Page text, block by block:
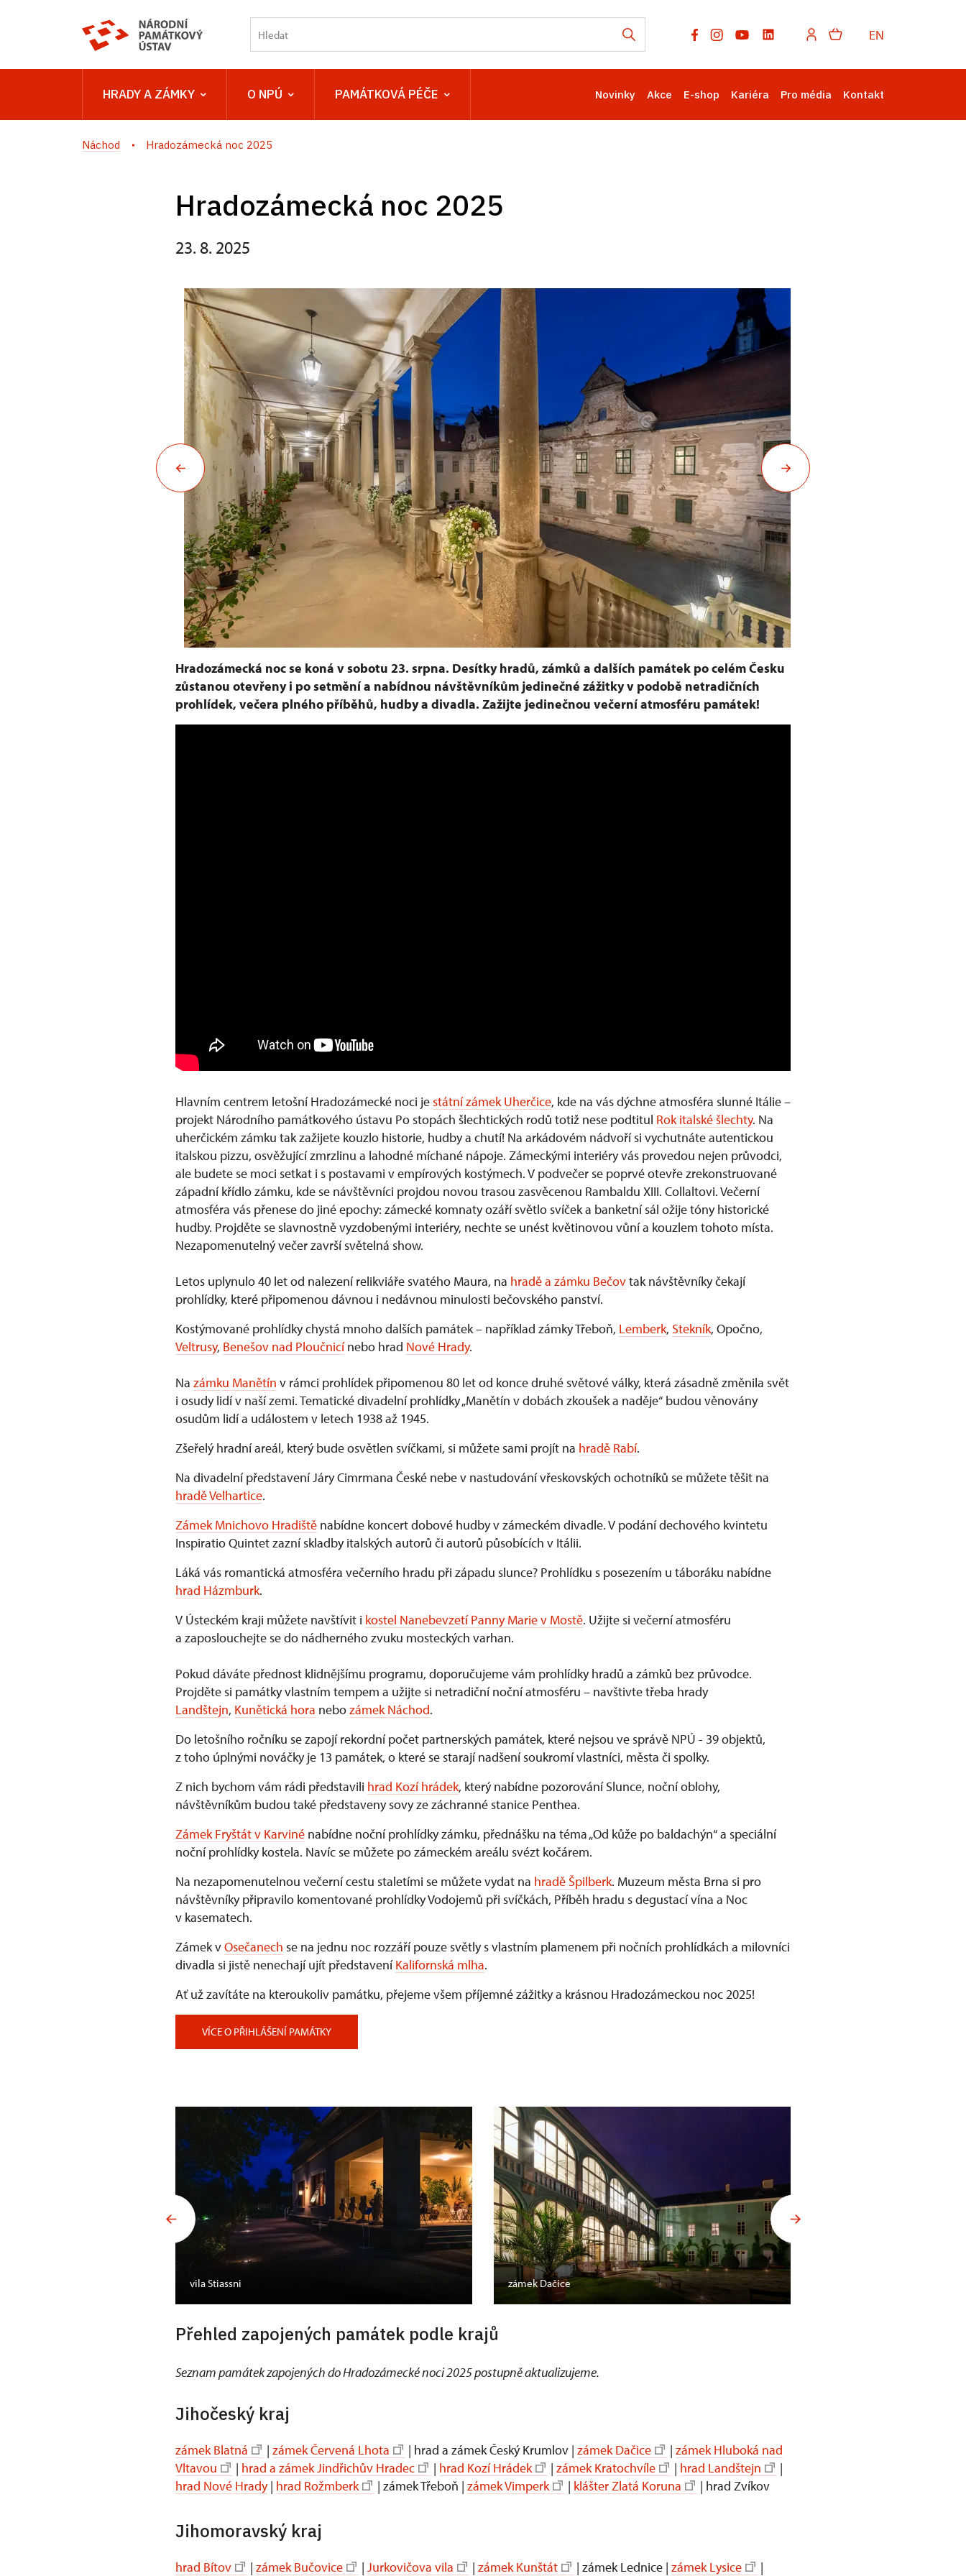
EN
HRADY A ZÁMKY O NPÚ PAMÁTKOVÁ PÉČE Novinky Akce E-shop Kariéra Pro média Kontakt
Náchod Hradozámecká noc 2025
Hradozámecká noc 2025
23. 8. 2025
Hradozámecká noc se koná v sobotu 23. srpna. Desítky hradů, zámků a dalších památek po celém Česku
zůstanou otevřeny i po setmění a nabídnou návštěvníkům jedinečné zážitky v podobě netradičních
prohlídek, večera plného příběhů, hudby a divadla. Zažijte jedinečnou večerní atmosféru památek!
Hlavním centrem letošní Hradozámecké noci je státní zámek Uherčice, kde na vás dýchne atmosféra slunné Itálie –
projekt Národního památkového ústavu Po stopách šlechtických rodů totiž nese podtitul Rok italské šlechty. Na
uherčickém zámku tak zažijete kouzlo historie, hudby a chutí! Na arkádovém nádvoří si vychutnáte autentickou
italskou pizzu, osvěžující zmrzlinu a lahodné míchané nápoje. Zámeckými interiéry vás provedou nejen průvodci,
ale budete se moci setkat i s postavami v empírových kostýmech. V podvečer se poprvé otevře zrekonstruované
západní křídlo zámku, kde se návštěvníci projdou novou trasou zasvěcenou Rambaldu XIII. Collaltovi. Večerní
atmosféra vás přenese do jiné epochy: zámecké komnaty ozáří světlo svíček a banketní sál ožije tóny historické
hudby. Projděte se slavnostně vyzdobenými interiéry, nechte se unést květinovou vůní a kouzlem tohoto místa.
Nezapomenutelný večer završí světelná show.
Letos uplynulo 40 let od nalezení relikviáře svatého Maura, na hradě a zámku Bečovtak návštěvníky čekají
prohlídky, které připomenou dávnou i nedávnou minulosti bečovského panství.
Kostýmované prohlídky chystá mnoho dalších památek – například zámky Třeboň, Lemberk, Stekník, Opočno,
Veltrusy, Benešov nad Ploučnicínebo hrad Nové Hrady.
Na zámku Manětín v rámci prohlídek připomenou 80 let od konce druhé světové války, která zásadně změnila svět
i osudy lidí v naší zemi. Tematické divadelní prohlídky „Manětín v dobách zkoušek a naděje“ budou věnovány
osudům lidí a událostem v letech 1938 až 1945.
Zšeřelý hradní areál, který bude osvětlen svíčkami, si můžete sami projít na hradě Rabí.
Na divadelní představení Járy Cimrmana České nebe v nastudování vřeskovských ochotníků se můžete těšit na
hradě Velhartice.
Zámek Mnichovo Hradiště nabídne koncert dobové hudby v zámeckém divadle. V podání dechového kvintetu
Inspiratio Quintet zazní skladby italských autorů či autorů působících v Itálii.
Láká vás romantická atmosféra večerního hradu při západu slunce? Prohlídku s posezením u táboráku nabídne
hrad Házmburk.
V Ústeckém kraji můžete navštívit i kostel Nanebevzetí Panny Marie v Mostě. Užijte si večerní atmosféru
a zaposlouchejte se do nádherného zvuku mosteckých varhan.
Pokud dáváte přednost klidnějšímu programu, doporučujeme vám prohlídky hradů a zámků bez průvodce.
Projděte si památky vlastním tempem a užijte si netradiční noční atmosféru – navštivte třeba hrady
Landštejn, Kunětická hora nebozámek Náchod.
Do letošního ročníku se zapojí rekordní počet partnerských památek, které nejsou ve správě NPÚ - 39 objektů,
z toho úplnými nováčky je 13 památek, o které se starají nadšení soukromí vlastníci, města či spolky.
Z nich bychom vám rádi představili hrad Kozí hrádek, který nabídne pozorování Slunce, noční oblohy,
návštěvníkům budou také představeny sovy ze záchranné stanice Penthea.
Zámek Fryštát v Karviné nabídne noční prohlídky zámku, přednášku na téma „Od kůže po baldachýn“ a speciální
noční prohlídky kostela. Navíc se můžete po zámeckém areálu svézt kočárem.
Na nezapomenutelnou večerní cestu staletími se můžete vydat na hradě Špilberk. Muzeum města Brna si pro
návštěvníky připravilo komentované prohlídky Vodojemů při svíčkách, Příběh hradu s degustací vína a Noc
v kasematech.
Zámek vOsečanech se na jednu noc rozzáří pouze světly s vlastním plamenem při nočních prohlídkách a milovníci
divadla si jistě nenechají ujít představeníKalifornská mlha.
Ať už zavítáte na kteroukoliv památku, přejeme všem příjemné zážitky a krásnou Hradozámeckou noc 2025!
VÍCE O PŘIHLÁŠENÍ PAMÁTKY
vila Stiassni zámek Dačice
Přehled zapojených památek podle krajů
Seznam památek zapojených do Hradozámecké noci 2025 postupně aktualizujeme.
Jihočeský kraj
zámek Blatná | zámek Červená Lhota | hrad a zámek Český Krumlov | zámek Dačice | zámek Hluboká nad
Vltavou
| hrad a zámek Jindřichův Hradec | hrad Kozí Hrádek | zámek Kratochvíle | hrad Landštejn
|
hrad Nové Hrady| hrad Rožmberk | zámek Třeboň | zámek Vimperk | klášter Zlatá Koruna | hrad Zvíkov
Jihomoravský kraj
hrad Bítov | zámek Bučovice | Jurkovičova vila | zámek Kunštát | zámek Lednice | zámek Lysice |